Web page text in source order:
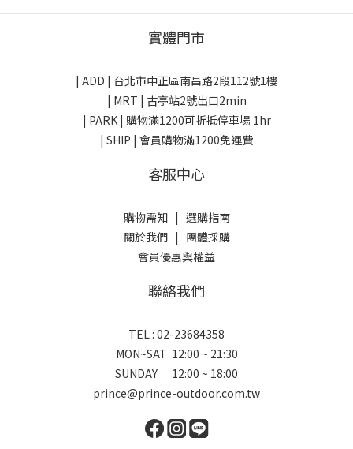
實體門市
| ADD | 台北市中正區南昌路2段112號1樓
| MRT | 古亭站2號出口2min
| PARK | 購物滿1200可折抵停車場 1hr
| SHIP | 會員購物滿1200免運費
客服中心
購物需知| 選購指南
關於我們| 團體採購
會員優惠與權益
聯絡我們
TEL : 02-23684358
MON~SAT 12:00 ~ 21:30
SUNDAY 12:00 ~ 18:00
prince@prince-outdoor.com.tw